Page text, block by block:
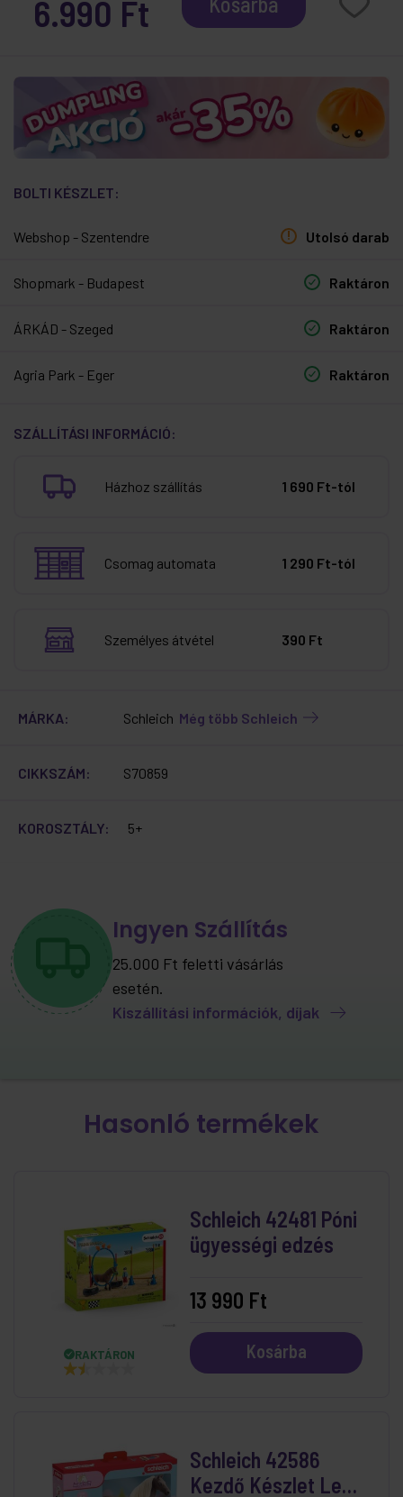
6.990 Ft
BOLTI KÉSZLET:
Webshop - Szentendre Utolsó darab
Shopmark - Budapest Raktáron
ÁRKÁD - Szeged Raktáron
Agria Park - Eger Raktáron
SZÁLLÍTÁSI INFORMÁCIÓ:
Házhoz szállítás 1 690 Ft-tól
Csomag automata 1 290 Ft-tól
Személyes átvétel 390 Ft
MÁRKA: Schleich Még több Schleich
CIKKSZÁM: S70859
KOROSZTÁLY: 5+
Ingyen Szállítás
25.000 Ft feletti vásárlás
esetén.
Kiszállítási információk, díjak
Hasonló termékek
RAKTÁRON
Schleich 42481 Póni
ügyességi edzés
13 990 Ft
Kosárba
Schleich 42586
Kezdő Készlet Leo